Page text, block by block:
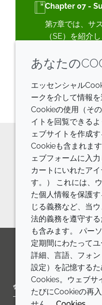
Chapter 07 -
第7章では、サ
（SE）を紹介
ブルシューティ
います。
原料の詳細やご
お問い合
お問い合
会社
あなたの
エッセンシャル
ークを介して情報
Cookieの使用（そ
イトを回覧できる
ェブサイトを作成
Cookieも含まれま
ェブフォームに入
カートにいれたア
す。） これには、
た個人情報を保護
じる義務など、当
法的義務を遵守す
も含みます。 パー
定期間にわたって
詳細、言語、フォ
設定）を記憶する
Cookies。ウェブサ
たびにCookieの再